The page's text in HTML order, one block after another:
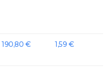
190,80 € 1,59 €